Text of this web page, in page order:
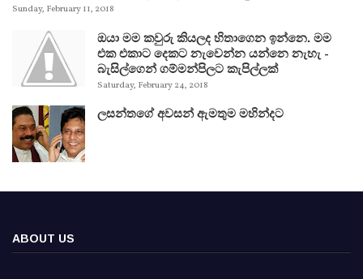
Sunday, February 11, 2018
ඔයා මම කවුරු කියලද හිතාගෙන ඉන්නෙ. මම
එක එකාට දෙකට නැවෙන්න යන්නෙ නැහැ -
බැසිල්ගෙන් ගම්මන්පිලට කැපිල්ලක්
Saturday, February 24, 2018
ලසන්තගේ අවසන් ඇමතුම මහින්දට
ABOUT US